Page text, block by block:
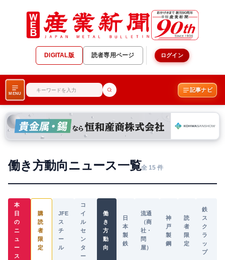
DIGITAL版 読者専用ページ ログイン
MENU
記事ナビ
働き方動向ニュース一覧全 15 件
本
日
の
ニ
ュ
ー
ス
購
読
者
限
定
JFE
ス
チ
ー
ル
コ
イ
ル
セ
ン
タ
ー
働
き
方
動
向
日
本
製
鉄
流通
（商
社・
問
屋）
神
戸
製
鋼
読
者
限
定
鉄
ス
ク
ラ
ッ
プ